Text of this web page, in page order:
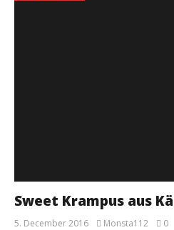
Sweet Krampus aus
5. December 2016 Monsta112 0